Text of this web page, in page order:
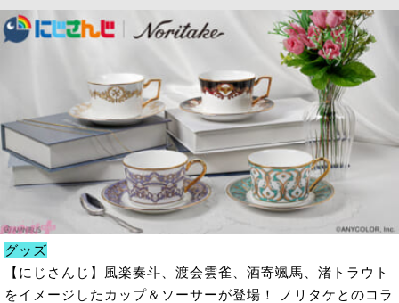
グッズ
【にじさんじ】風楽奏斗、渡会雲雀、酒寄颯馬、渚トラウト
をイメージしたカップ＆ソーサーが登場！ ノリタケとのコラ